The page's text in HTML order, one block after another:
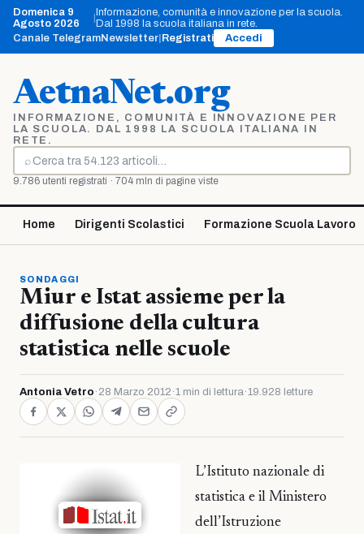
Vai
contenuto
Domenica 9
Agosto 2026
|Informazione, comunità e innovazione per la scuola.
Dal 1998 la scuola italiana in rete.
Canale TelegramNewsletter Registrati Accedi
AetnaNet.org
INFORMAZIONE, COMUNITÀ E INNOVAZIONE PER
LA SCUOLA. DAL 1998 LA SCUOLA ITALIANA IN
RETE.
⌕
Cerca
9.786 utenti registrati · 704 mln di pagine viste
Home Dirigenti Scolastici Formazione Scuola Lavoro
SONDAGGI
Miur e Istat assieme per la
diffusione della cultura
statistica nelle scuole
Antonia Vetro · 28 Marzo 2012 ·1 min di lettura·19.928 letture
L’Istituto nazionale di
statistica e il Ministero
dell’Istruzione